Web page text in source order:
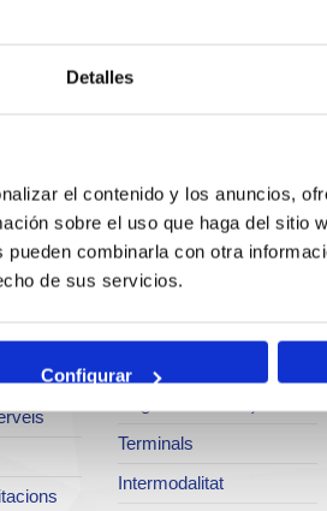
Detalles
el contenido y los anuncios,
sobre el uso que haga del sitio
combinarla con otra
de sus servicios.
Configurar
Negoci
Tràfics
d'entregues
Terminals
Intermodalitat